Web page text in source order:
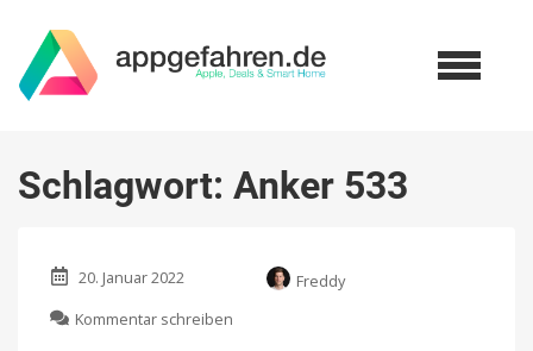
Schlagwort: Anker 533
20. Januar 2022
Freddy
Kommentar schreiben